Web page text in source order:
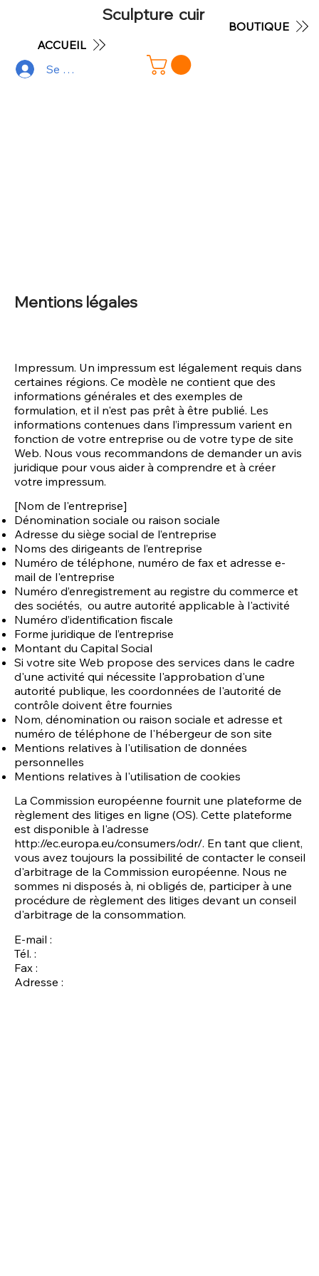
ACCUEIL
Sculpture cuir
BOUTIQUE
Se connecter
Mentions légales
Impressum. Un impressum est légalement requis dans
certaines régions. Ce modèle ne contient que des
informations générales et des exemples de
formulation, et il n'est pas prêt à être publié. Les
informations contenues dans l’impressum varient en
fonction de votre entreprise ou de votre type de site
Web. Nous vous recommandons de demander un avis
juridique pour vous aider à comprendre et à créer
votre impressum.
[Nom de l'entreprise]
Dénomination sociale ou raison sociale
Adresse du siège social de l’entreprise
Noms des dirigeants de l’entreprise
Numéro de téléphone, numéro de fax et adresse e-
mail de l'entreprise
Numéro d’enregistrement au registre du commerce et
des sociétés, ou autre autorité applicable à l'activité
Numéro d’identification fiscale
Forme juridique de l’entreprise
Montant du Capital Social
Si votre site Web propose des services dans le cadre
d'une activité qui nécessite l'approbation d'une
autorité publique, les coordonnées de l'autorité de
contrôle doivent être fournies
Nom, dénomination ou raison sociale et adresse et
numéro de téléphone de l'hébergeur de son site
Mentions relatives à l'utilisation de données
personnelles
Mentions relatives à l'utilisation de cookies
La Commission européenne fournit une plateforme de
règlement des litiges en ligne (OS). Cette plateforme
est disponible à l'adresse
http://ec.europa.eu/consumers/odr/. En tant que client,
vous avez toujours la possibilité de contacter le conseil
d'arbitrage de la Commission européenne. Nous ne
sommes ni disposés à, ni obligés de, participer à une
procédure de règlement des litiges devant un conseil
d'arbitrage de la consommation.
E-mail :
Tél. :
Fax :
Adresse :